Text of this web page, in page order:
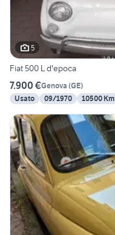
5
Fiat 500 L d'epoca
7.900 €Genova (GE)
Usato
09/1970 10500 Km